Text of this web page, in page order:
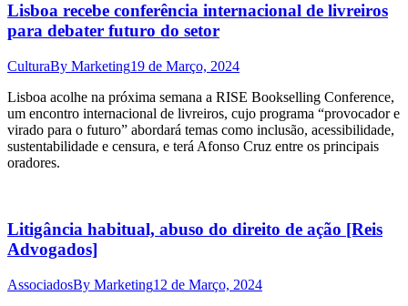
Lisboa recebe conferência internacional de livreiros
para debater futuro do setor
CulturaBy Marketing19 de Março, 2024
Lisboa acolhe na próxima semana a RISE Bookselling Conference,
um encontro internacional de livreiros, cujo programa “provocador e
virado para o futuro” abordará temas como inclusão, acessibilidade,
sustentabilidade e censura, e terá Afonso Cruz entre os principais
oradores.
Litigância habitual, abuso do direito de ação [Reis
Advogados]
AssociadosBy Marketing12 de Março, 2024